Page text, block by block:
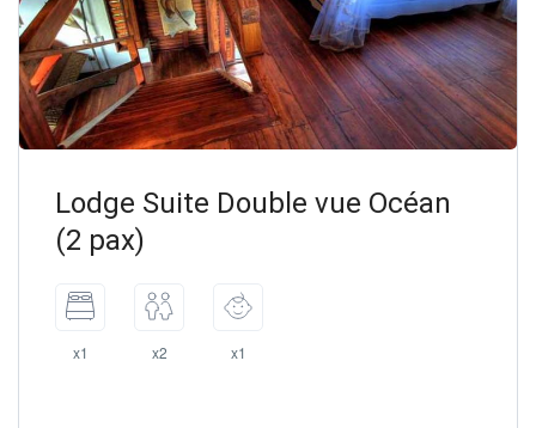
Lodge Suite Double vue Océan
(2 pax)
x1 x2 x1